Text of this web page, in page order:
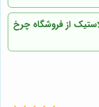
از فروشگاه چرخ